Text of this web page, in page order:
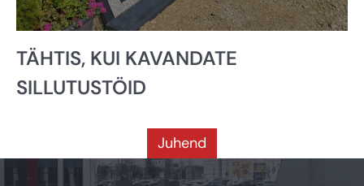
TÄHTIS, KUI KAVANDATE
SILLUTUSTÖID
Juhend